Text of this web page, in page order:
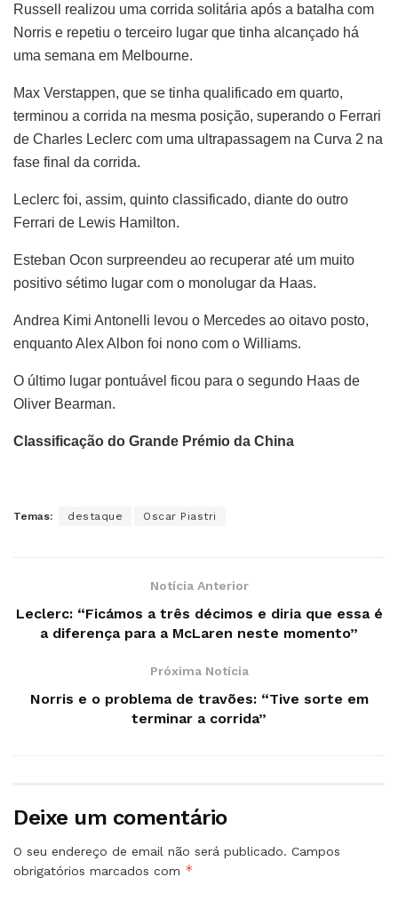
Russell realizou uma corrida solitária após a batalha com
Norris e repetiu o terceiro lugar que tinha alcançado há
uma semana em Melbourne.
Max Verstappen, que se tinha qualificado em quarto,
terminou a corrida na mesma posição, superando o Ferrari
de Charles Leclerc com uma ultrapassagem na Curva 2 na
fase final da corrida.
Leclerc foi, assim, quinto classificado, diante do outro
Ferrari de Lewis Hamilton.
Esteban Ocon surpreendeu ao recuperar até um muito
positivo sétimo lugar com o monolugar da Haas.
Andrea Kimi Antonelli levou o Mercedes ao oitavo posto,
enquanto Alex Albon foi nono com o Williams.
O último lugar pontuável ficou para o segundo Haas de
Oliver Bearman.
Classificação do Grande Prémio da China
Temas: destaque Oscar Piastri
Notícia Anterior
Leclerc: “Ficámos a três décimos e diria que essa é
a diferença para a McLaren neste momento”
Próxima Notícia
Norris e o problema de travões: “Tive sorte em
terminar a corrida”
Deixe um comentário
O seu endereço de email não será publicado. Campos
obrigatórios marcados com *